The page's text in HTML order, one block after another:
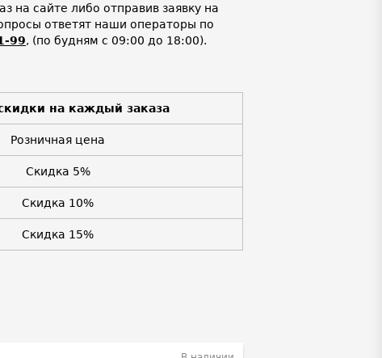
на сайте либо отправив заявку на
ответят наши операторы по
99, (по будням с 09:00 до 18:00).
на каждый заказа
Розничная цена
Скидка 5%
Скидка 10%
Скидка 15%